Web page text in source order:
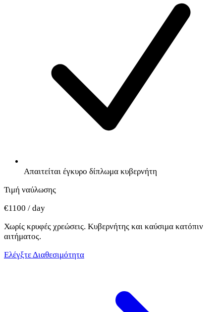
Απαιτείται έγκυρο δίπλωμα κυβερνήτη
Τιμή ναύλωσης
€1100 / day
Χωρίς κρυφές χρεώσεις. Κυβερνήτης και καύσιμα κατόπιν
αιτήματος.
Ελέγξτε Διαθεσιμότητα